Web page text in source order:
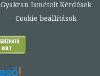
Gyakran Ismételt Kérdések
Cookie beállítások